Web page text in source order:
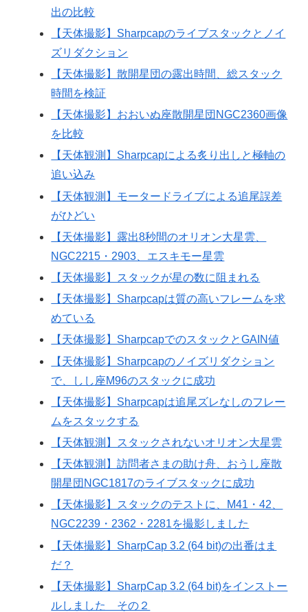
出の比較
【天体撮影】Sharpcapのライブスタックとノイ
ズリダクション
【天体撮影】散開星団の露出時間、総スタック
時間を検証
【天体撮影】おおいぬ座散開星団NGC2360画像
を比較
【天体観測】Sharpcapによる炙り出しと極軸の
追い込み
【天体観測】モータードライブによる追尾誤差
がひどい
【天体撮影】露出8秒間のオリオン大星雲、
NGC2215・2903、エスキモー星雲
【天体撮影】スタックが星の数に阻まれる
【天体撮影】Sharpcapは質の高いフレームを求
めている
【天体撮影】SharpcapでのスタックとGAIN値
【天体撮影】Sharpcapのノイズリダクション
で、しし座M96のスタックに成功
【天体撮影】Sharpcapは追尾ズレなしのフレー
ムをスタックする
【天体観測】スタックされないオリオン大星雲
【天体観測】訪問者さまの助け舟、おうし座散
開星団NGC1817のライブスタックに成功
【天体撮影】スタックのテストに、M41・42、
NGC2239・2362・2281を撮影しました
【天体撮影】SharpCap 3.2 (64 bit)の出番はま
だ？
【天体撮影】SharpCap 3.2 (64 bit)をインストー
ルしました その２